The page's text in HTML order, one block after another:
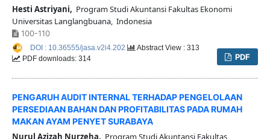
Hesti Astriyani, Program Studi Akuntansi Fakultas Ekonomi
Universitas Langlangbuana, Indonesia
100-110
PDF
DOI : 10.36555/jasa.v2i4.202
Abstract View : 313
PDF downloads: 314
PENGARUH AUDIT INTERNAL TERHADAP PENGELOLAAN
PERSEDIAAN BAHAN DAN PROFITABILITAS PADA RUMAH
MAKAN AYAM PENYET SURABAYA
Nurul Azizah Nurzeha, Program Studi Akuntansi Fakultas